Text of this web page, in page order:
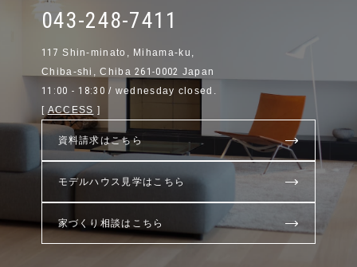
043-248-7411
117 Shin-minato, Mihama-ku,
Chiba-shi, Chiba261-0002 Japan
11:00 - 18:30 / wednesday closed.
[ ACCESS ]
資料請求はこちら
モデルハウス見学はこちら
家づくり相談はこちら